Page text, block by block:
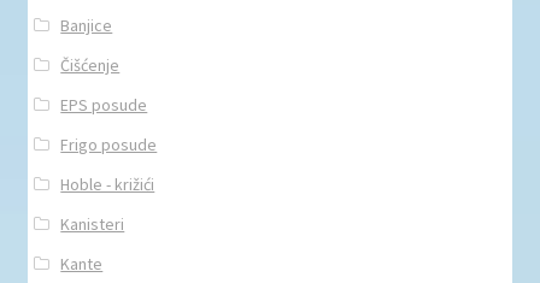
Banjice
Čišćenje
EPS posude
Frigo posude
Hoble - križići
Kanisteri
Kante